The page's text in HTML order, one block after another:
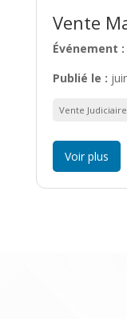
Vente
Événement :
Publié le :
Vente Judiciaire
Voir plus